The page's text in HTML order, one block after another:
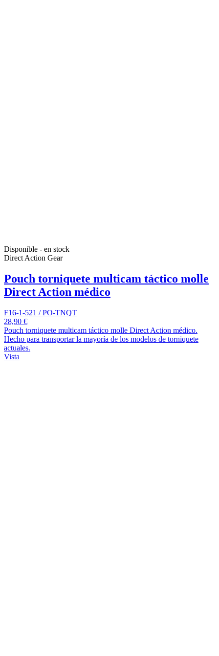
Disponible - en stock
Direct Action Gear
Pouch torniquete multicam táctico molle
Direct Action médico
F16-1-521 / PO-TNQT
28,90 €
Pouch torniquete multicam táctico molle Direct Action médico.
Hecho para transportar la mayoría de los modelos de torniquete
actuales.
Vista